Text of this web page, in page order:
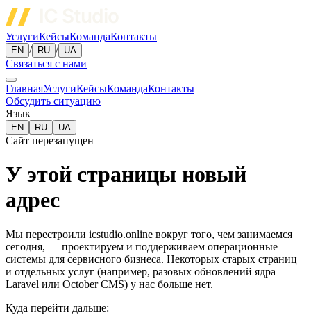
УслугиКейсыКомандаКонтакты
EN / RU / UA
Связаться с нами
ГлавнаяУслугиКейсыКомандаКонтакты
Обсудить ситуацию
Язык
EN RU UA
Сайт перезапущен
У этой страницы новый
адрес
Мы перестроили icstudio.online вокруг того, чем занимаемся
сегодня, — проектируем и поддерживаем операционные
системы для сервисного бизнеса. Некоторых старых страниц
и отдельных услуг (например, разовых обновлений ядра
Laravel или October CMS) у нас больше нет.
Куда перейти дальше: